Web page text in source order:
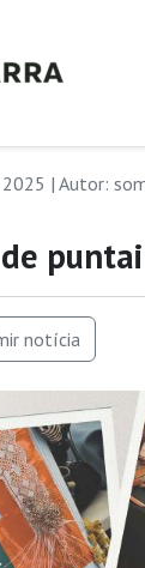
| Autor:
notícia